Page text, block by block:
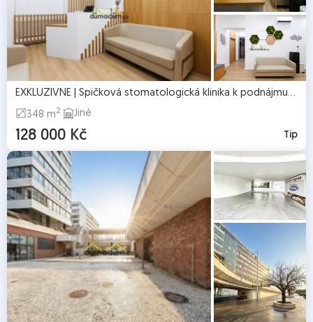
EXKLUZIVNĚ | Špičková stomatologická klinika k podnájmu | Bez provize
348 m2 Jiné
128 000 Kč Tip